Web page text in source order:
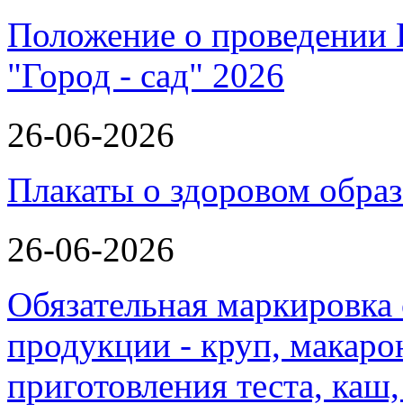
Положение о проведении
"Город - сад" 2026
26-06-2026
Плакаты о здоровом
26-06-2026
Обязательная
продукции - круп,
приготовления теста,